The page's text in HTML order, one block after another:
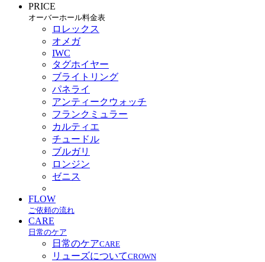
PRICE
オーバーホール料金表
ロレックス
オメガ
IWC
タグホイヤー
ブライトリング
パネライ
アンティークウォッチ
フランクミュラー
カルティエ
チュードル
ブルガリ
ロンジン
ゼニス
FLOW
ご依頼の流れ
CARE
日常のケア
日常のケアCARE
リューズについてCROWN